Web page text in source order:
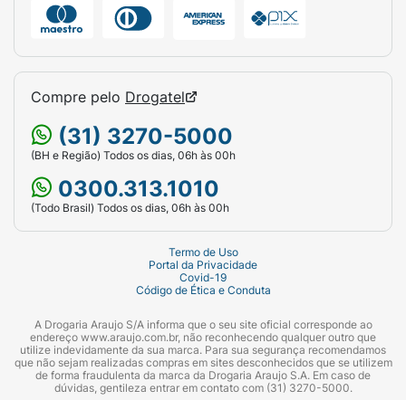
Compre pelo Drogatel
(31) 3270-5000
(BH e Região) Todos os dias, 06h às 00h
0300.313.1010
(Todo Brasil) Todos os dias, 06h às 00h
Termo de Uso
Portal da Privacidade
Covid-19
Código de Ética e Conduta
A Drogaria Araujo S/A informa que o seu site oficial corresponde ao
endereço www.araujo.com.br, não reconhecendo qualquer outro que
utilize indevidamente da sua marca. Para sua segurança recomendamos
que não sejam realizadas compras em sites desconhecidos que se utilizem
de forma fraudulenta da marca da Drogaria Araujo S.A. Em caso de
dúvidas, gentileza entrar em contato com (31) 3270-5000.